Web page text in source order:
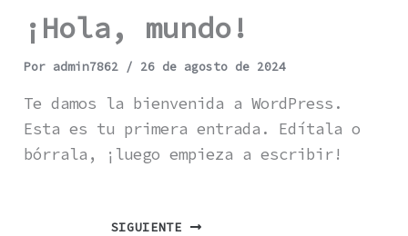
¡Hola, mundo!
Por admin7862 / 26 de agosto de 2024
Te damos la bienvenida a WordPress.
Esta es tu primera entrada. Edítala o
bórrala, ¡luego empieza a escribir!
SIGUIENTE